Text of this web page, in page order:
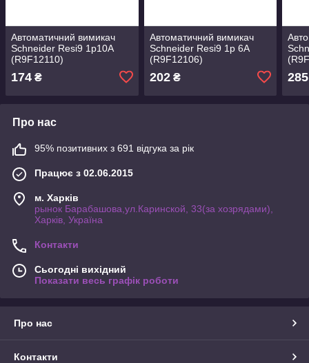
Автоматичний вимикач
Schneider Resi9 1p10А
(R9F12110)
174 ₴
Автоматичний вимикач
Schneider Resi9 1p 6А
(R9F12106)
202₴ 285
Про нас
95% позитивних з 691 відгука за рік
Працює з 02.06.2015
м. Харків
рынок Барабашова,ул.Каринской, 33(за хозрядами),
Харків, Україна
Контакти
Сьогодні вихідний
Показати весь графік роботи
Про нас
Контакти